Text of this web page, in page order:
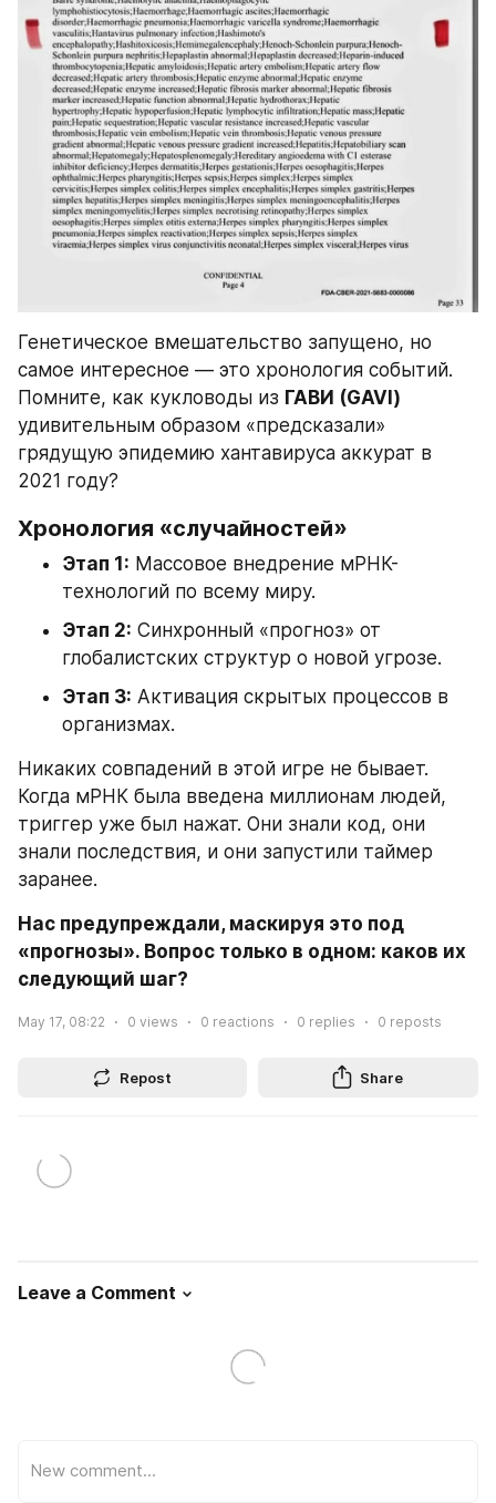
Генетическое вмешательство запущено, но
самое интересное — это хронология событий.
Помните, как кукловоды из ГАВИ (GAVI)
удивительным образом «предсказали»
грядущую эпидемию хантавируса аккурат в
2021 году?
Хронология «случайностей»
Этап 1: Массовое внедрение мРНК-
технологий по всему миру.
Этап 2: Синхронный «прогноз» от
глобалистских структур о новой угрозе.
Этап 3: Активация скрытых процессов в
организмах.
Никаких совпадений в этой игре не бывает.
Когда мРНК была введена миллионам людей,
триггер уже был нажат. Они знали код, они
знали последствия, и они запустили таймер
заранее.
Нас предупреждали, маскируя это под
«прогнозы». Вопрос только в одном: каков их
следующий шаг?
May 17, 08:22 0 views 0 reactions 0 replies 0 reposts
Repost Share
Leave a Comment